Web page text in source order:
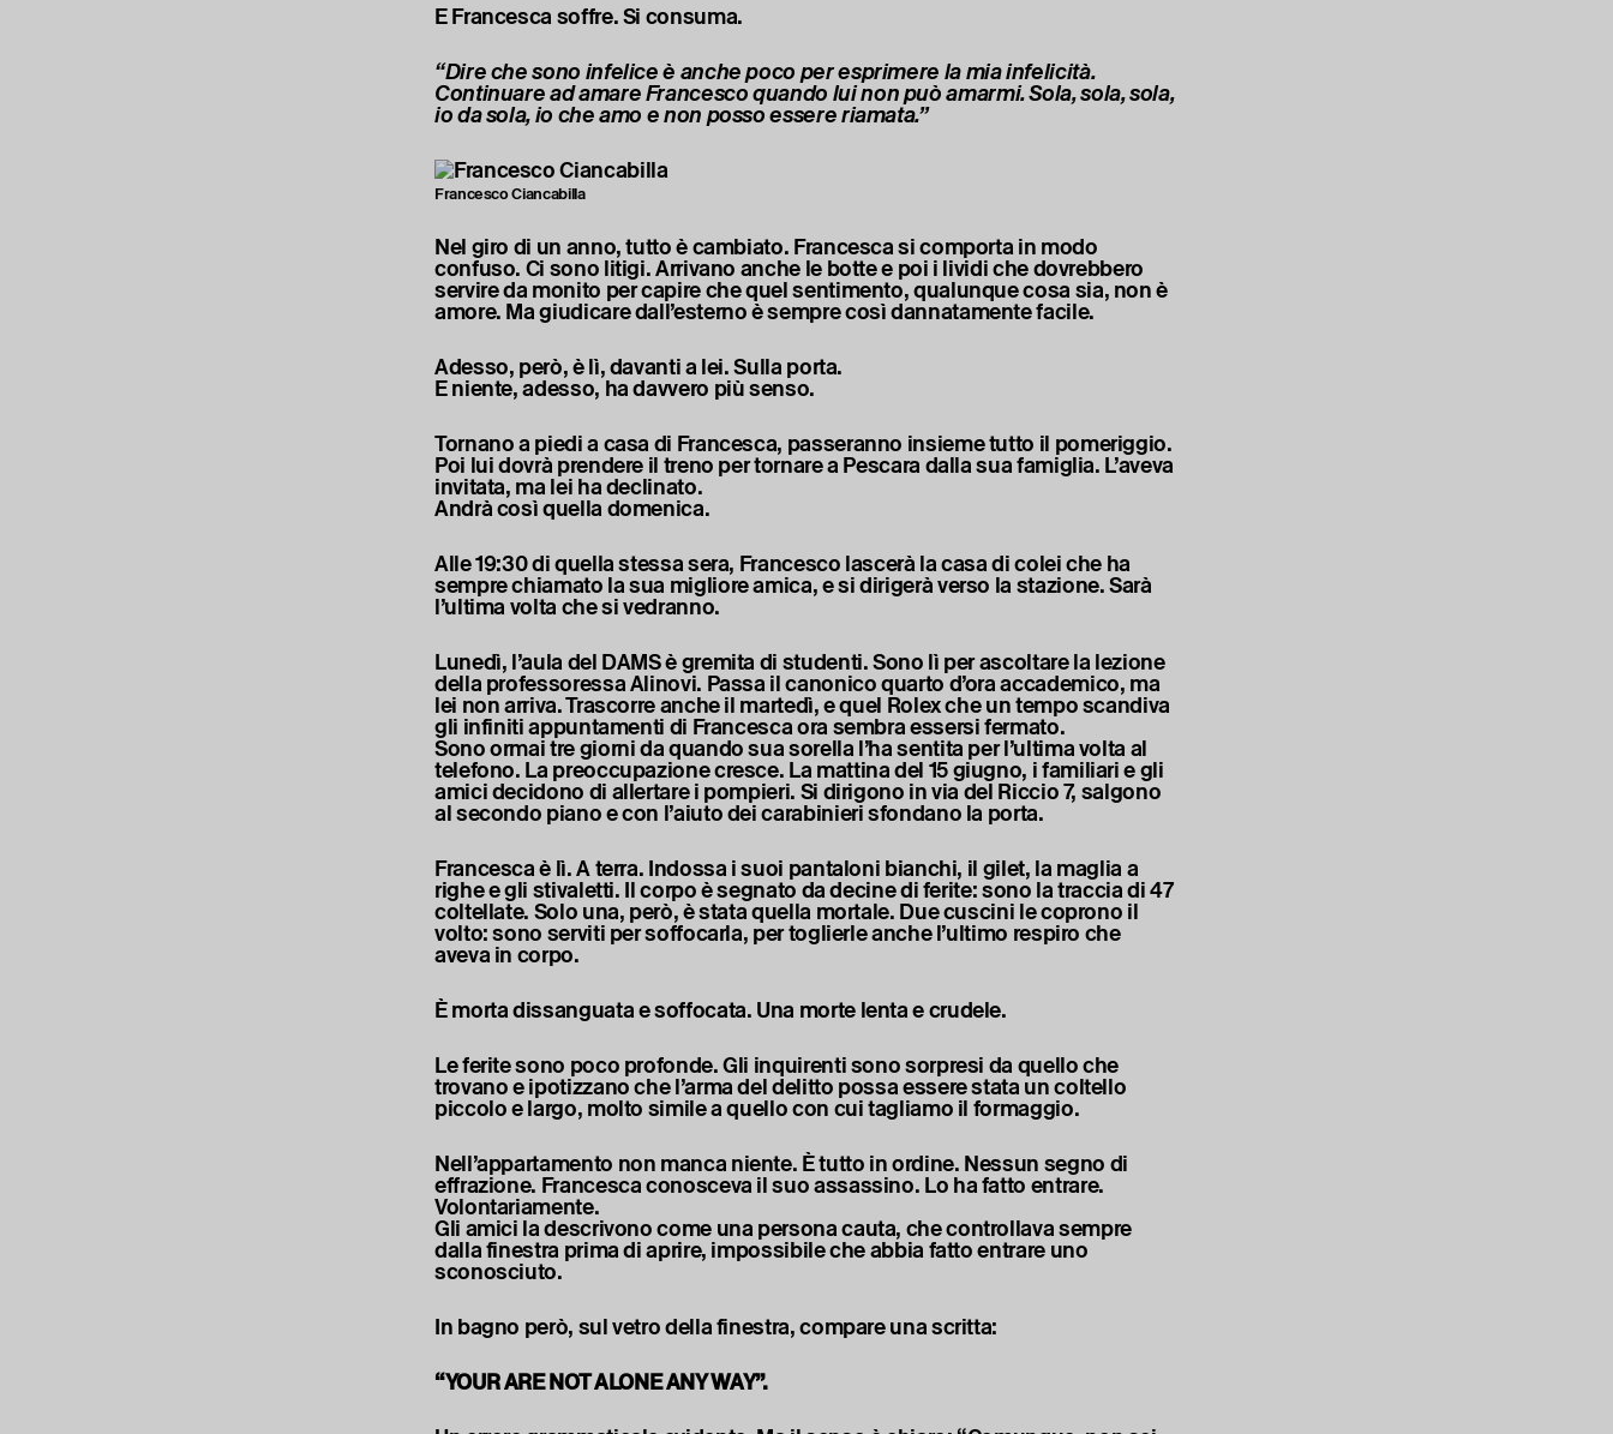
E Francesca soffre. Si consuma.
“Dire che sono infelice è anche poco per esprimere la mia infelicità.
Continuare ad amare Francesco quando lui non può amarmi. Sola, sola, sola,
io da sola, io che amo e non posso essere riamata.”
Francesco Ciancabilla
Nel giro di un anno, tutto è cambiato. Francesca si comporta in modo
confuso. Ci sono litigi. Arrivano anche le botte e poi i lividi che dovrebbero
servire da monito per capire che quel sentimento, qualunque cosa sia, non è
amore. Ma giudicare dall’esterno è sempre così dannatamente facile.
Adesso, però, è lì, davanti a lei. Sulla porta.
E niente, adesso, ha davvero più senso.
Tornano a piedi a casa di Francesca, passeranno insieme tutto il pomeriggio.
Poi lui dovrà prendere il treno per tornare a Pescara dalla sua famiglia. L’aveva
invitata, ma lei ha declinato.
Andrà così quella domenica.
Alle 19:30 di quella stessa sera, Francesco lascerà la casa di colei che ha
sempre chiamato la sua migliore amica, e si dirigerà verso la stazione. Sarà
l’ultima volta che si vedranno.
Lunedì, l’aula del DAMS è gremita di studenti. Sono lì per ascoltare la lezione
della professoressa Alinovi. Passa il canonico quarto d’ora accademico, ma
lei non arriva. Trascorre anche il martedì, e quel Rolex che un tempo scandiva
gli infiniti appuntamenti di Francesca ora sembra essersi fermato.
Sono ormai tre giorni da quando sua sorella l’ha sentita per l’ultima volta al
telefono. La preoccupazione cresce. La mattina del 15 giugno, i familiari e gli
amici decidono di allertare i pompieri. Si dirigono in via del Riccio 7, salgono
al secondo piano e con l’aiuto dei carabinieri sfondano la porta.
Francesca è lì. A terra. Indossa i suoi pantaloni bianchi, il gilet, la maglia a
righe e gli stivaletti. Il corpo è segnato da decine di ferite: sono la traccia di 47
coltellate. Solo una, però, è stata quella mortale. Due cuscini le coprono il
volto: sono serviti per soffocarla, per toglierle anche l’ultimo respiro che
aveva in corpo.
È morta dissanguata e soffocata. Una morte lenta e crudele.
Le ferite sono poco profonde. Gli inquirenti sono sorpresi da quello che
trovano e ipotizzano che l’arma del delitto possa essere stata un coltello
piccolo e largo, molto simile a quello con cui tagliamo il formaggio.
Nell’appartamento non manca niente. È tutto in ordine. Nessun segno di
effrazione. Francesca conosceva il suo assassino. Lo ha fatto entrare.
Volontariamente.
Gli amici la descrivono come una persona cauta, che controllava sempre
dalla finestra prima di aprire, impossibile che abbia fatto entrare uno
sconosciuto.
In bagno però, sul vetro della finestra, compare una scritta:
“YOUR ARE NOT ALONE ANY WAY”.